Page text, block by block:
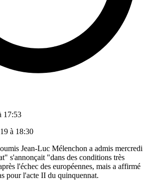
17:53
à 18:30
Jean-Luc Mélenchon a admis mercredi
s'annonçait "dans des conditions très
l'échec des européennes, mais a affirmé
pour l'acte II du quinquennat.